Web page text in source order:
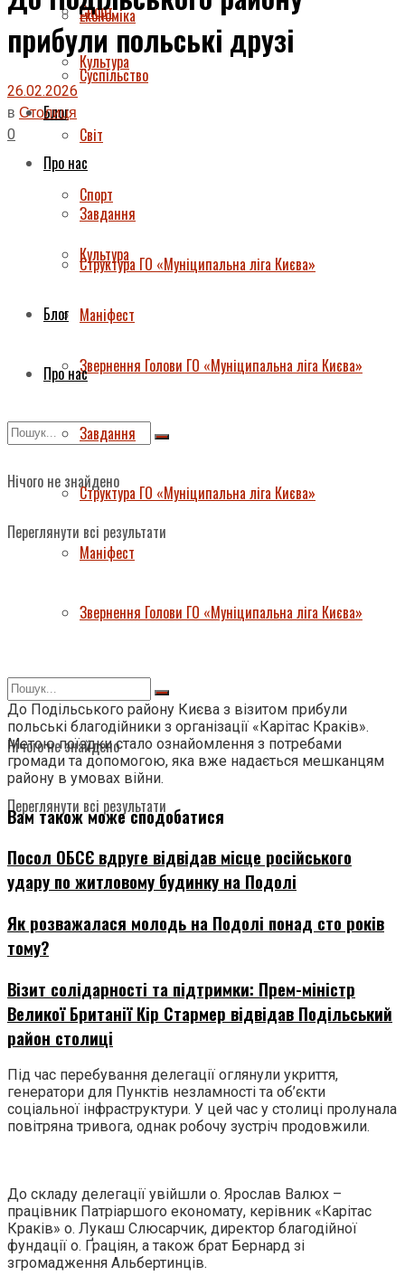
Спорт
Культура
Блог
Про нас
Завдання
Структура ГО «Муніципальна ліга Києва»
Маніфест
Звернення Голови ГО «Муніципальна ліга Києва»
Нічого не знайдено
Переглянути всі результати
Економіка
Суспільство
Світ
Спорт
Культура
Блог
Про нас
Завдання
Структура ГО «Муніципальна ліга Києва»
Маніфест
Звернення Голови ГО «Муніципальна ліга Києва»
Нічого не знайдено
Переглянути всі результати
прибули польські друзі
26.02.2026
в Столиця
0
До Подільського району Києва з візитом прибули
польські благодійники з організації «Карітас Краків».
Метою поїздки стало ознайомлення з потребами
громади та допомогою, яка вже надається мешканцям
району в умовах війни.
Вам також може сподобатися
Посол ОБСЄ вдруге відвідав місце російського
удару по житловому будинку на Подолі
Як розважалася молодь на Подолі понад сто років
тому?
Візит солідарності та підтримки: Прем-міністр
Великої Британії Кір Стармер відвідав Подільський
район столиці
Під час перебування делегації оглянули укриття,
генератори для Пунктів незламності та об’єкти
соціальної інфраструктури. У цей час у столиці пролунала
повітряна тривога, однак робочу зустріч продовжили.
До складу делегації увійшли о. Ярослав Валюх –
працівник Патріаршого економату, керівник «Карітас
Краків» о. Лукаш Слюсарчик, директор благодійної
фундації о. Ґраціян, а також брат Бернард зі
згромадження Альбертинців.